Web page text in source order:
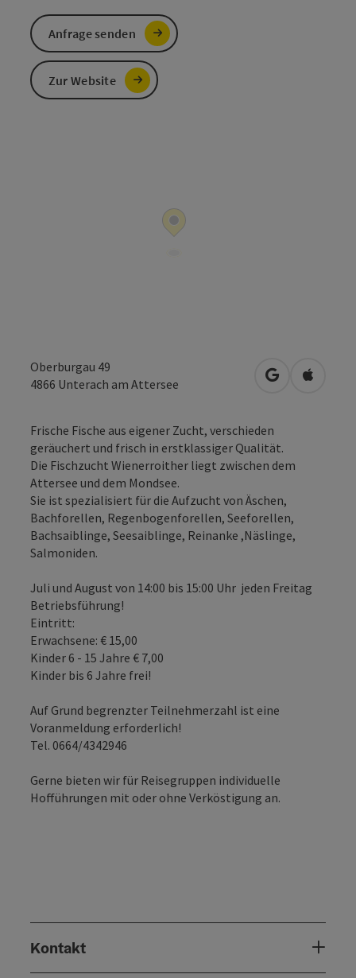
Oberburgau 49
4866 Unterach am Attersee in Google
in
Frische Fische aus eigener Zucht, verschieden
geräuchert und frisch in erstklassiger Qualität.
Die Fischzucht Wienerroither liegt zwischen dem
Attersee und dem Mondsee.
Sie ist spezialisiert für die Aufzucht von Äschen,
Bachforellen, Regenbogenforellen, Seeforellen,
Bachsaiblinge, Seesaiblinge, Reinanke ,Näslinge,
Salmoniden.
Juli und August von 14:00 bis 15:00 Uhr jeden Freitag
Betriebsführung!
Eintritt:
Erwachsene: € 15,00
Kinder 6 - 15 Jahre € 7,00
Kinder bis 6 Jahre frei!
Auf Grund begrenzter Teilnehmerzahl ist eine
Voranmeldung erforderlich!
Tel. 0664/4342946
Gerne bieten wir für Reisegruppen individuelle
Hofführungen mit oder ohne Verköstigung an.
Kontakt
Anfrage senden
Zur Website